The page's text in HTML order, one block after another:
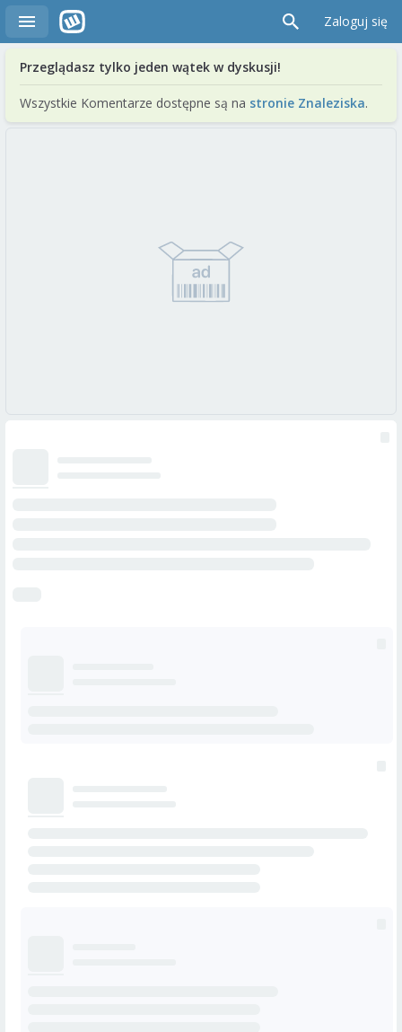
Zaloguj się
Przeglądasz tylko jeden wątek w dyskusji!
Wszystkie Komentarze dostępne są na stronie Znaleziska.